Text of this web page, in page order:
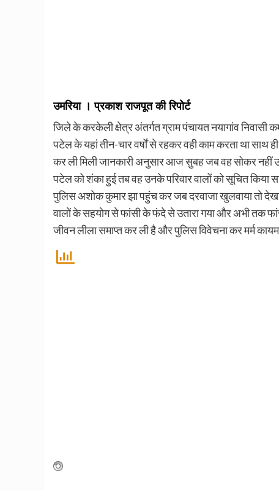
उमरिया । प्रकाश राजपूत की रिपोर्ट
जिले के करकेली क्षेत्र अंतर्गत ग्राम पंचायत नयागांव निवासी
पटेल के यहां तीन-चार वर्षों से रहकर वही काम करता था साथ
कर ली मिली जानकारी अनुसार आज सुबह जब वह सोकर नहीं
पटेल को शंका हुई तब वह उनके परिवार वालों को सूचित किया
पुलिस अशोक कुमार झा पहुंच कर जब दरवाजा खुलवाया तो
वालों के सहयोग से फांसी के फंदे से उतारा गया और अभी तक
जीवन लीला समाप्त कर ली है और पुलिस विवेचना कर मर्म